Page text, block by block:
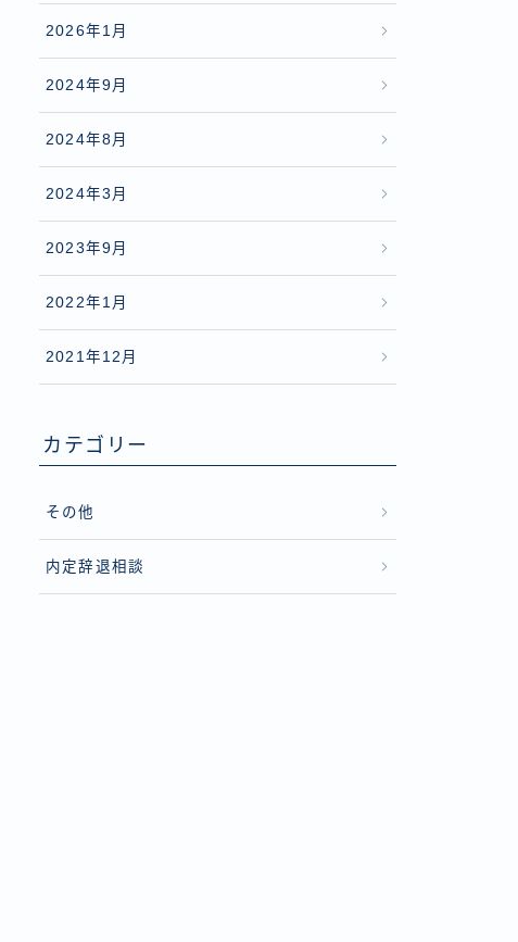
2026年1月
2024年9月
2024年8月
2024年3月
2023年9月
2022年1月
2021年12月
カテゴリー
その他
内定辞退相談